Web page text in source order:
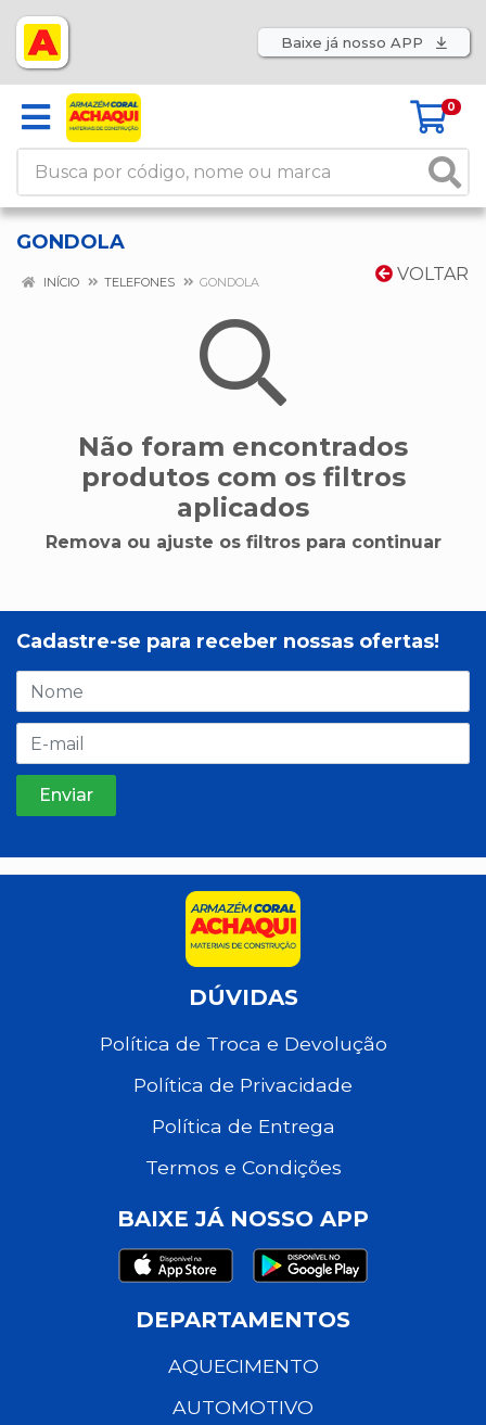
Baixe já nosso APP
0
GONDOLA
VOLTAR
INÍCIO TELEFONES GONDOLA
Não foram encontrados
produtos com os filtros
aplicados
Remova ou ajuste os filtros para continuar
Cadastre-se para receber nossas ofertas!
DÚVIDAS
Política de Troca e Devolução
Política de Privacidade
Política de Entrega
Termos e Condições
BAIXE JÁ NOSSO APP
DEPARTAMENTOS
AQUECIMENTO
AUTOMOTIVO